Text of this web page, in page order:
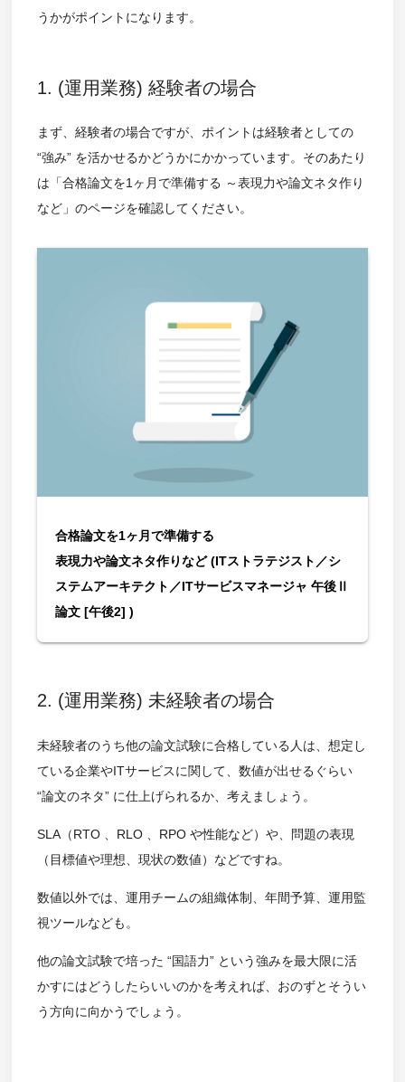
うかがポイントになります。
1. (運用業務) 経験者の場合
まず、経験者の場合ですが、ポイントは経験者としての
“強み” を活かせるかどうかにかかっています。そのあたり
は「合格論文を1ヶ月で準備する ～表現力や論文ネタ作り
など」のページを確認してください。
合格論文を1ヶ月で準備する
表現力や論文ネタ作りなど (ITストラテジスト／シ
ステムアーキテクト／ITサービスマネージャ 午後Ⅱ
論文 [午後2] )
2. (運用業務) 未経験者の場合
未経験者のうち他の論文試験に合格している人は、想定し
ている企業やITサービスに関して、数値が出せるぐらい
“論文のネタ” に仕上げられるか、考えましょう。
SLA（RTO 、RLO 、RPO や性能など）や、問題の表現
（目標値や理想、現状の数値）などですね。
数値以外では、運用チームの組織体制、年間予算、運用監
視ツールなども。
他の論文試験で培った “国語力” という強みを最大限に活
かすにはどうしたらいいのかを考えれば、おのずとそうい
う方向に向かうでしょう。